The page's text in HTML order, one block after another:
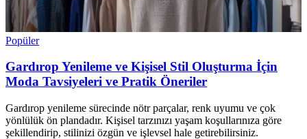
Popüler
Gardırop Yenileme ve Kişisel Stil Oluşturma İçin
Moda Tavsiyeleri ve Pratik Öneriler
Gardırop yenileme sürecinde nötr parçalar, renk uyumu ve çok
yönlülük ön plandadır. Kişisel tarzınızı yaşam koşullarınıza göre
şekillendirip, stilinizi özgün ve işlevsel hale getirebilirsiniz.